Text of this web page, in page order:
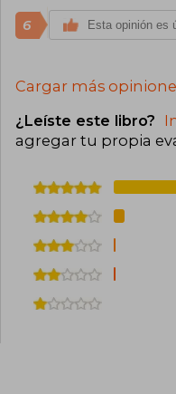
6 Esta opinión es
Cargar más
¿Leíste este libro?
agregar tu propia